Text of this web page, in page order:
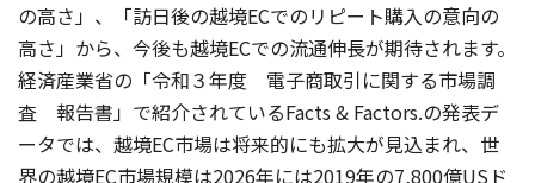
の高さ」、「訪日後の越境ECでのリピート購入の意向の
高さ」から、今後も越境ECでの流通伸長が期待されます。
経済産業省の「令和３年度 電子商取引に関する市場調
査 報告書」で紹介されているFacts & Factors.の発表デ
ータでは、越境EC市場は将来的にも拡大が見込まれ、世
界の越境EC市場規模は2026年には2019年の7,800億USド